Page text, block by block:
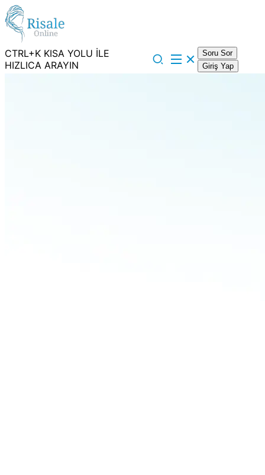
CTRL+K KISA YOLU İLE
HIZLICA ARAYIN
Soru Sor
Giriş Yap